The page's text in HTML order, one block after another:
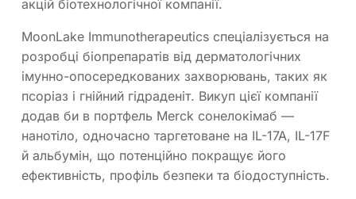
акцій біотехнологічної компанії.
MoonLake Immunotherapeutics спеціалізується на
розробці біопрепаратів від дерматологічних
імунно-опосередкованих захворювань, таких як
псоріаз і гнійний гідраденіт. Викуп цієї компанії
додав би в портфель Merck сонелокімаб —
нанотіло, одночасно таргетоване на IL-17A, IL-17F
й альбумін, що потенційно покращує його
ефективність, профіль безпеки та біодоступність.